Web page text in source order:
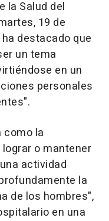
la Salud del
19 de
destacado que
un tema
en un
personales
la
o mantener
actividad
la
de los hombres",
en una